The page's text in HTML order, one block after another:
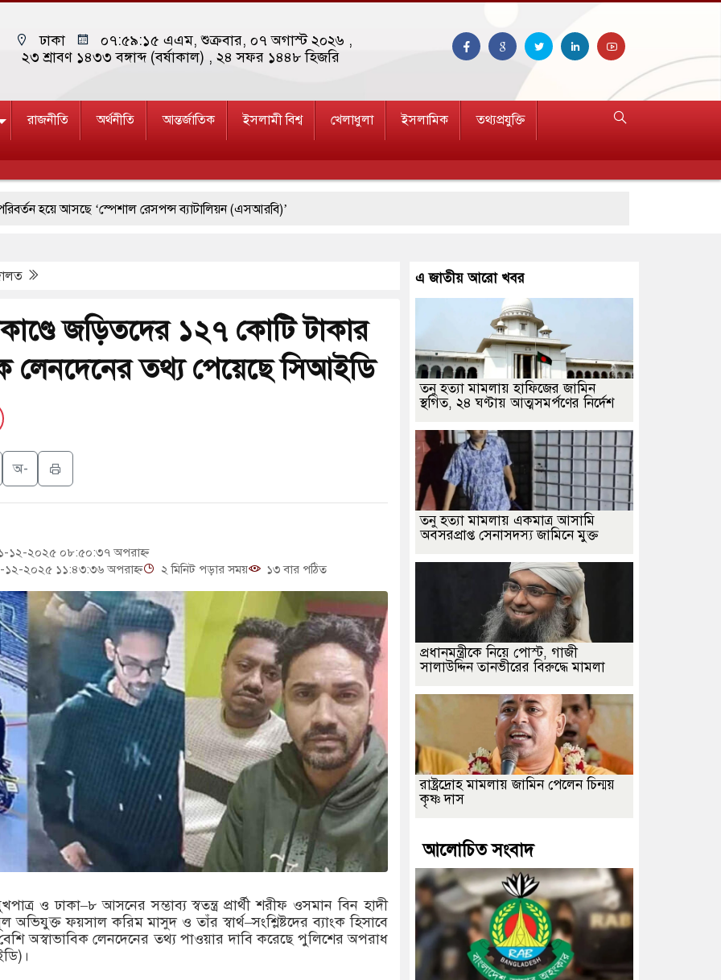
ঢাকা ০৭:৫৯:১৬ এএম, শুক্রবার, ০৭ অগাস্ট ২০২৬ ,
২৩ শ্রাবণ ১৪৩৩ বঙ্গাব্দ (বর্ষাকাল) , ২৪ সফর ১৪৪৮ হিজরি
রাজনীতি অর্থনীতি আন্তর্জাতিক ইসলামী বিশ্ব খেলাধুলা ইসলামিক তথ্যপ্রযুক্তি
আসছে ‘স্পেশাল রেসপন্স ব্যাটালিয়ন (এসআরবি)’
কঠোর হুঁশিয়ারি ইরানের
কোরিয়ার বন্দি ২৫ শতাংশ বেড়েছে
বয়ান ও নামাজ পড়াবেন দেওবন্দের মুহতামিম
বরগুনার এসআইয়ের বিরুদ্ধে ব্যবস্থা নেওয়া
বিনিয়োগের আহবান প্রধানমন্ত্রীর
ইসরায়েলীরা,হাতছাড়ার ঝুঁকিতে জরুরি বৈঠক জর্ডানের
আজ বিক্ষোভ
জড়িতদের ১২৭ কোটি টাকার
লেনদেনের তথ্য পেয়েছে সিআইডি
অ-
২০২৫ ০৮:৫০:৩৭ অপরাহ্ন
২০২৫ ১১:৪৩:৩৬ অপরাহ্ন
২ মিনিট পড়ার সময় ১৩ বার পঠিত
ও ঢাকা–৮ আসনের সম্ভাব্য স্বতন্ত্র প্রার্থী শরীফ ওসমান বিন হাদী
অভিযুক্ত ফয়সাল করিম মাসুদ ও তাঁর স্বার্থ–সংশ্লিষ্টদের ব্যাংক হিসাবে
অস্বাভাবিক লেনদেনের তথ্য পাওয়ার দাবি করেছে পুলিশের অপরাধ
এ জাতীয় আরো খবর
তনু হত্যা মামলায় হাফিজের জামিন
স্থগিত, ২৪ ঘণ্টায় আত্মসমর্পণের নির্দেশ
তনু হত্যা মামলায় একমাত্র আসামি
অবসরপ্রাপ্ত সেনাসদস্য জামিনে মুক্ত
প্রধানমন্ত্রীকে নিয়ে পোস্ট, গাজী
সালাউদ্দিন তানভীরের বিরুদ্ধে মামলা
রাষ্ট্রদ্রোহ মামলায় জামিন পেলেন চিন্ময়
কৃষ্ণ দাস
আলোচিত সংবাদ